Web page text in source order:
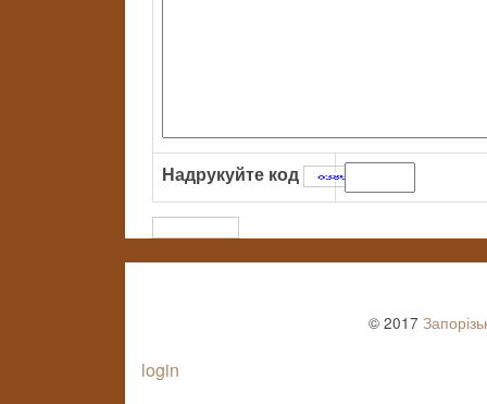
Надрукуйте код
© 2017
login